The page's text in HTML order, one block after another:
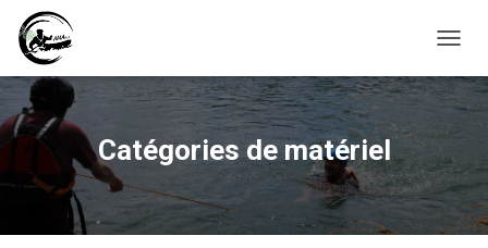
É
P
I
E
R
Catégories de matériel